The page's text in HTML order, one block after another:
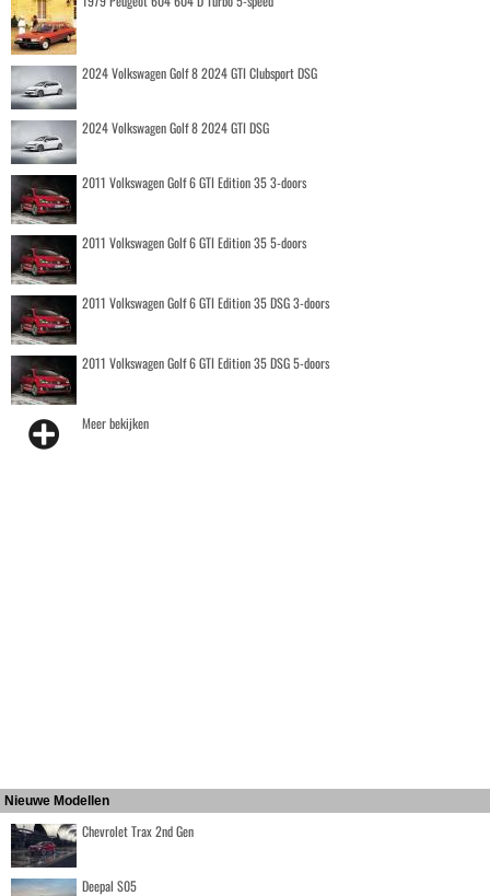
2024 Volkswagen Golf 8 2024 GTI Clubsport DSG
2024 Volkswagen Golf 8 2024 GTI DSG
2011 Volkswagen Golf 6 GTI Edition 35 3-doors
2011 Volkswagen Golf 6 GTI Edition 35 5-doors
2011 Volkswagen Golf 6 GTI Edition 35 DSG 3-doors
2011 Volkswagen Golf 6 GTI Edition 35 DSG 5-doors
Meer bekijken
Nieuwe Modellen
Chevrolet Trax 2nd Gen
Deepal S05